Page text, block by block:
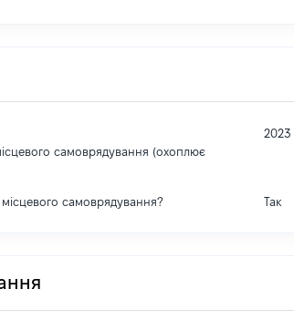
самоврядування (охоплює
2023
самоврядування? Так